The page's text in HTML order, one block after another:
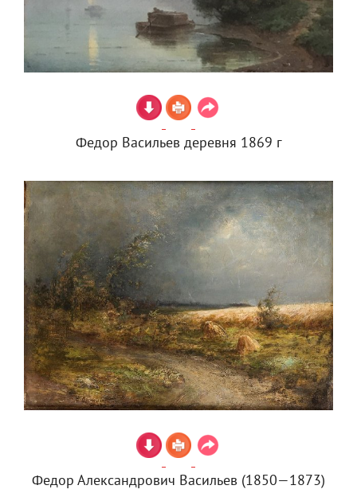
Федор Васильев деревня 1869 г
Федор Александрович Васильев (1850—1873)